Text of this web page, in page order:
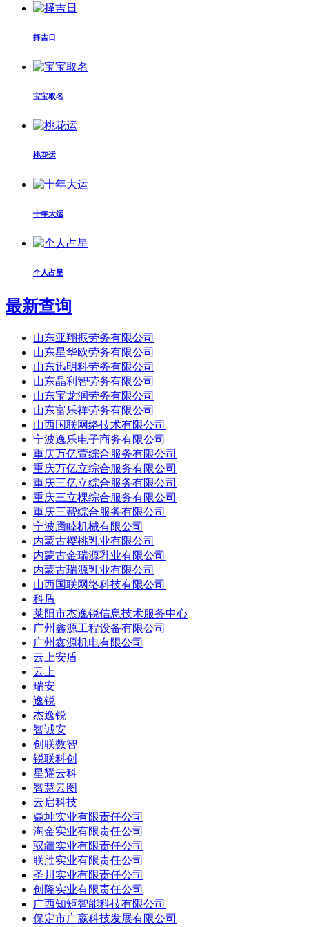
择吉日
宝宝取名
桃花运
十年大运
个人占星
最新查询
山东亚翔振劳务有限公司
山东星华欧劳务有限公司
山东迅明科劳务有限公司
山东晶利智劳务有限公司
山东宝龙润劳务有限公司
山东富乐祥劳务有限公司
山西国联网络技术有限公司
宁波逸乐电子商务有限公司
重庆万亿萱综合服务有限公司
重庆万亿立综合服务有限公司
重庆三亿立综合服务有限公司
重庆三立棵综合服务有限公司
重庆三帮综合服务有限公司
宁波腾睦机械有限公司
内蒙古樱桃乳业有限公司
内蒙古金瑞源乳业有限公司
内蒙古瑞源乳业有限公司
山西国联网络科技有限公司
科盾
莱阳市杰逸锐信息技术服务中心
广州鑫源工程设备有限公司
广州鑫源机电有限公司
云上安盾
云上
瑞安
逸锐
杰逸锐
智诚安
创联数智
锐联科创
星耀云科
智慧云图
云启科技
鼎坤实业有限责任公司
淘金实业有限责任公司
驭疆实业有限责任公司
联胜实业有限责任公司
圣川实业有限责任公司
创隆实业有限责任公司
广西知矩智能科技有限公司
保定市广嬴科技发展有限公司